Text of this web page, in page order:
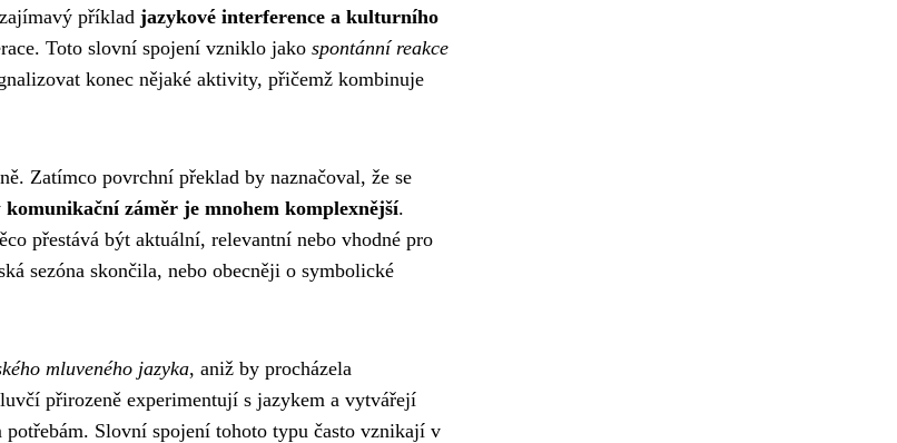
příklad jazykové interference a kulturního
Toto slovní spojení vzniklo jako spontánní reakce
konec nějaké aktivity, přičemž kombinuje
Zatímco povrchní překlad by naznačoval, že se
komunikační záměr je mnohem komplexnější.
přestává být aktuální, relevantní nebo vhodné pro
sezóna skončila, nebo obecněji o symbolické
mluveného jazyka, aniž by procházela
přirozeně experimentují s jazykem a vytvářejí
Slovní spojení tohoto typu často vznikají v